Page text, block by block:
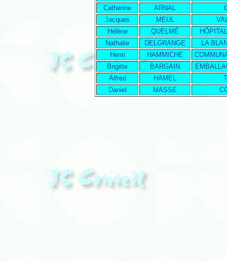
Catherine
ARNAL
Jacques
MEUL
Hélène
QUELMÉ
Nathalie
DELGRANGE
LA
Henri
HAMMICHE
Brigitte
BARGAIN
Alfred
HAMEL
Daniel
MASSE